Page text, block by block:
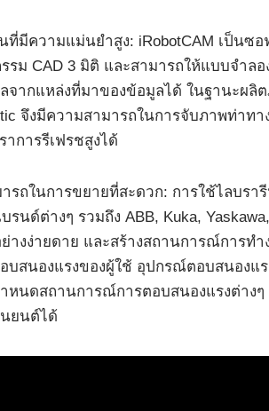
ที่มีความแม่นยำสูง: iRobotCAM เป็น
รม CAD 3 มิติ และสามารถให้แบบจำ
จากแหล่งที่มาของข้อมูลได้ ในฐานะผ
จึงมีความสามารถในการจับภาพท่า
าการรีเฟรชสูงได้
รถในการขยายที่สะดวก: การใช้ไลบร
รนด์ต่างๆ รวมถึง ABB, Kuka,
ย่างง่ายดาย และสร้างสถานการณ์การ
บสนองแรงของผู้ใช้ อุปกรณ์ตอบสนองแ
หนดสถานการณ์การตอบสนองแรงต่างๆ
ยนต์ได้